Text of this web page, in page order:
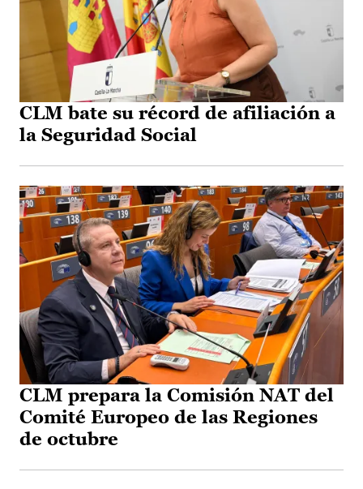
CLM bate su récord de afiliación a
la Seguridad Social
CLM prepara la Comisión NAT del
Comité Europeo de las Regiones
de octubre